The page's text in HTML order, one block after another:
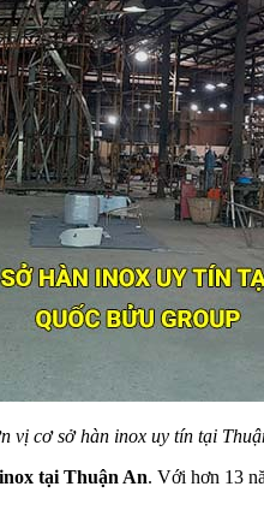
vị cơ sở hàn inox uy tín tại
tại Thuận An. Với hơn 13